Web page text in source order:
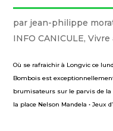
par jean-philippe
INFO CANICULE,Vivre
Où se rafraichir à Longvic ce
Bombois est exceptionnellement
brumisateurs sur le parvis de la
la place Nelson Mandela • Jeux